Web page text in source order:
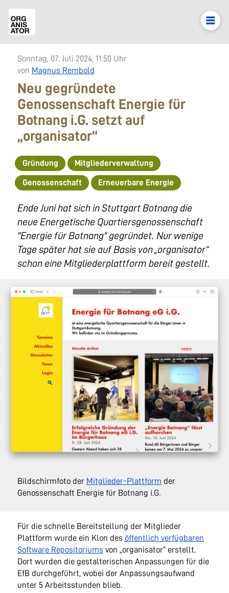
Sonntag, 07. Juli 2024, 11:50 Uhr
von Magnus Rembold
Neu gegründete
Genossenschaft Energie für
Botnang i.G. setzt auf
„organisator“
Gründung Mitgliederverwaltung
Genossenschaft Erneuerbare Energie
Ende Juni hat sich in Stuttgart Botnang die
neue Energetische Quartiersgenossenschaft
"Energie für Botnang" gegründet. Nur wenige
Tage später hat sie auf Basis von „organisator“
schon eine Mitgliederplattform bereit gestellt.
Bildschirmfoto der Mitglieder-Plattform der
Genossenschaft Energie für Botnang i.G.
Für die schnelle Bereitstellung der Mitglieder
Plattform wurde ein Klon des öffentlich verfügbaren
Software Repositoriums von „organisator“ erstellt.
Dort wurden die gestalterischen Anpassungen für die
EfB durchgeführt, wobei der Anpassungsaufwand
unter 5 Arbeitsstunden blieb.